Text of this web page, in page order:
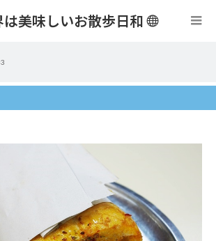
は美味しいお散歩日和